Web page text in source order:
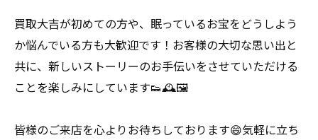
買取大吉が初めての方や、眠っているお宝をどうしよう
か悩んでいる方も大歓迎です！お客様の大切な思い出と
共に、新しいストーリーのお手伝いをさせていただける
ことを楽しみにしています👟🕰🖼
皆様のご来店を心よりお待ちしております😄気軽に立ち